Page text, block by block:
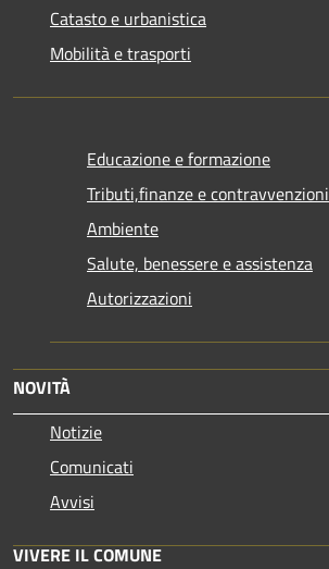
Catasto e urbanistica
Mobilità e trasporti
Educazione e formazione
Tributi,finanze e contravvenzioni
Ambiente
Salute, benessere e assistenza
Autorizzazioni
NOVITÀ
Notizie
Comunicati
Avvisi
VIVERE IL COMUNE